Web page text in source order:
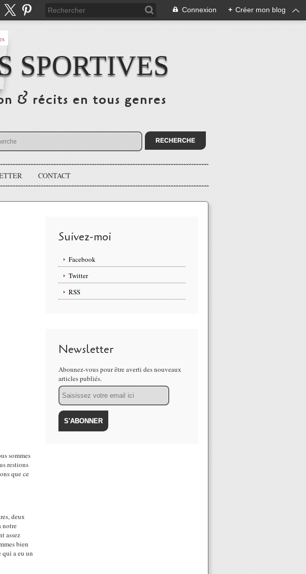
Connexion + Créer mon blog
SPORTIVES
& récits en tous genres
CONTACT
sommes
restions
que ce
deux
notre
assez
bien
qui a eu un
Suivez-moi
Facebook
Twitter
RSS
Newsletter
Abonnez-vous pour être averti des nouveaux
articles publiés.
Email